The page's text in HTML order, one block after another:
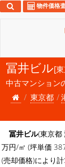
物件価格
冨井ビル[
中古マンション
東京都
冨井ビル(東京都
万円/㎡ (坪単価
(売却価格)により